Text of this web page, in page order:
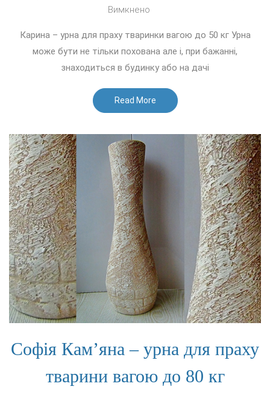
Вимкнено
–
урна
для
праху
тваринки
50
кг
Карина – урна для праху тваринки вагою до 50 кг Урна
може бути не тільки похована але і, при бажанні,
знаходиться в будинку або на дачі
Read More
Софія Кам’яна – урна для праху
тварини вагою до 80 кг